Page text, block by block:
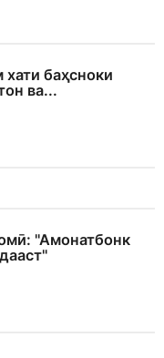
баҳсноки
ва...
"Амонатбонк